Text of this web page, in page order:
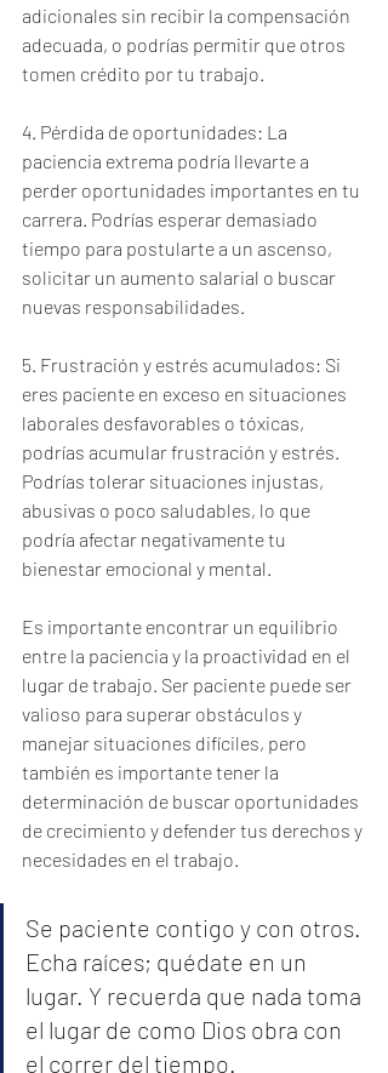
adicionales sin recibir la compensación
adecuada, o podrías permitir que otros
tomen crédito por tu trabajo.
4. Pérdida de oportunidades: La
paciencia extrema podría llevarte a
perder oportunidades importantes en tu
carrera. Podrías esperar demasiado
tiempo para postularte a un ascenso,
solicitar un aumento salarial o buscar
nuevas responsabilidades.
5. Frustración y estrés acumulados: Si
eres paciente en exceso en situaciones
laborales desfavorables o tóxicas,
podrías acumular frustración y estrés.
Podrías tolerar situaciones injustas,
abusivas o poco saludables, lo que
podría afectar negativamente tu
bienestar emocional y mental.
Es importante encontrar un equilibrio
entre la paciencia y la proactividad en el
lugar de trabajo. Ser paciente puede ser
valioso para superar obstáculos y
manejar situaciones difíciles, pero
también es importante tener la
determinación de buscar oportunidades
de crecimiento y defender tus derechos y
necesidades en el trabajo.
Se paciente contigo y con otros.
Echa raíces; quédate en un
lugar. Y recuerda que nada toma
el lugar de como Dios obra con
el correr del tiempo.